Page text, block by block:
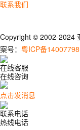
联系我们
Copyright © 2002-2024
案号： 粤ICP备
在线客服
在线咨询
点击发消息
联系电话
热线电话